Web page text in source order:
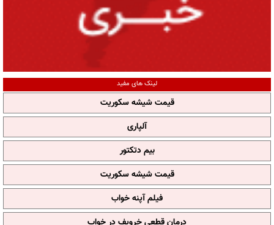
لینک های مفید
قیمت شیشه سکوریت
آلپاری
بیم دتکتور
قیمت شیشه سکوریت
فیلم آپنه خواب